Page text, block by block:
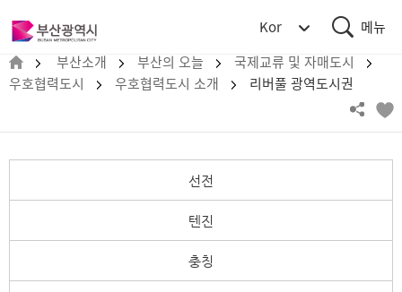
부
산
광
역
시
METROPOLITAN
Kor
합
색
부산소개 부산의 오늘
국제교류 및 자매도시
우호협력도시
우호협력도시 소개 리버풀 광역도시권
선전
텐진
충칭